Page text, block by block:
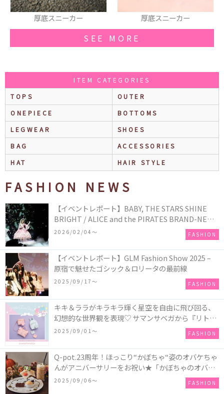
厚底スニーカー 厚底スニーカー
SEE MORE
ITEM CATEGORIES
TOPS
OUTER
ONEPIECE
BOTTOMS
LEGWEAR
SHOES
BAG
ACCESSORIES
HAT
HAIR STYLE
FASHION NEWS
【イベントレポート】BABY, THE STARS SHINE
BRIGHT / ALICE and the PIRATES BRAND-NEW
COLLECTION in TOKYO
2026/02/04〜 FASHION
【イベントレポート】GLM Fashion Show 2025 –
原宿で魅せたゴシック＆ロリータの最前線
2025/09/17〜 FASHION
キキ＆ララがキラキラ輝く星空を自由に飛び回る、
幻想的な世界観を表現♡ サマンサベガから『リトル
ツインスターズ』50周年アニバーサリーイヤー』を
2025/09/01〜 FASHION
Q-pot.23周年！ほっこり“かぼちゃ“姿のオバケちゃ
んがアニバーサリーをお祝い★「かぼちゃのオバケ
ーキアクセサリー」が新発売！Q-pot CAFE.では
「かぼちゃのオバケーキプレート」も登場
2025/09/06〜 FASHION